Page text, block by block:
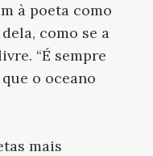
à poeta como
como se a
“É sempre
o oceano
mais